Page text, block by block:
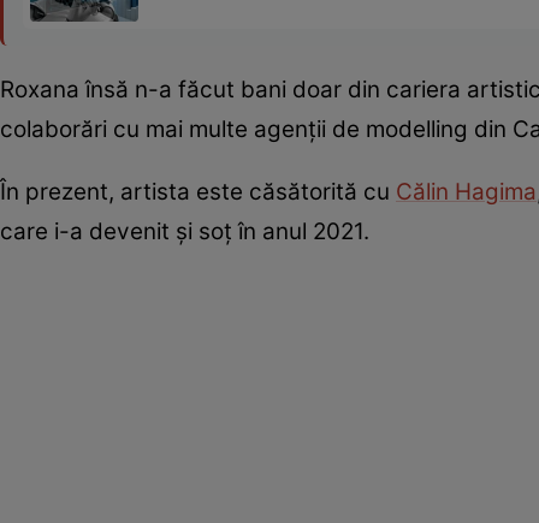
Roxana însă n-a făcut bani doar din cariera
colaborări cu mai multe agenții de modelling din
În prezent, artista este căsătorită cu Călin Hagima
care i-a devenit și soț în anul 2021.